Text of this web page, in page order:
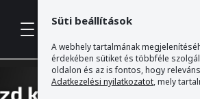
Kategóriák
Süti beállítások
A webhely tartalmának
érdekében sütiket és többféle
oldalon és az is fontos, hogy
Adatkezelési nyilatkozatot, mely